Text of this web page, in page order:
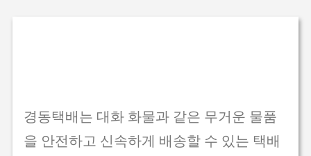
경동택배는 대화 화물과 같은 무거운 물품
을 안전하고 신속하게 배송할 수 있는 택배